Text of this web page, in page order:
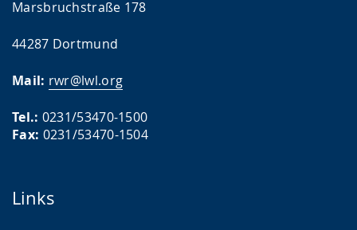
Marsbruchstraße 178
44287 Dortmund
Mail: rwr@lwl.org
Tel.: 0231/53470-1500
Fax: 0231/53470-1504
Links